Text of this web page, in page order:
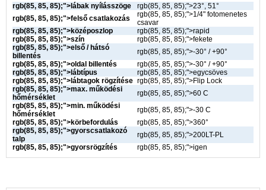
rgb(85, 85, 85);">lábak nyílásszöge
rgb(85, 85, 85);">23°, 51°
rgb(85, 85, 85);">felső csatlakozás
rgb(85, 85, 85);">1/4" fotomenetes
csavar
rgb(85, 85, 85);">középoszlop
rgb(85, 85, 85);">rapid
rgb(85, 85, 85);">szín
rgb(85, 85, 85);">fekete
rgb(85, 85, 85);">első / hátsó
billentés
rgb(85, 85, 85);">-30° / +90°
rgb(85, 85, 85);">oldal billentés
rgb(85, 85, 85);">-30° / +90°
rgb(85, 85, 85);">lábtípus
rgb(85, 85, 85);">egycsöves
rgb(85, 85, 85);">lábtagok rögzítése rgb(85, 85, 85);">Flip Lock
rgb(85, 85, 85);">max. működési
hőmérséklet
rgb(85, 85, 85);">60 C
rgb(85, 85, 85);">min. működési
hőmérséklet
rgb(85, 85, 85);">-30 C
rgb(85, 85, 85);">körbefordulás
rgb(85, 85, 85);">360°
rgb(85, 85, 85);">gyorscsatlakozó
talp
rgb(85, 85, 85);">200LT-PL
rgb(85, 85, 85);">gyorsrögzítés
rgb(85, 85, 85);">igen